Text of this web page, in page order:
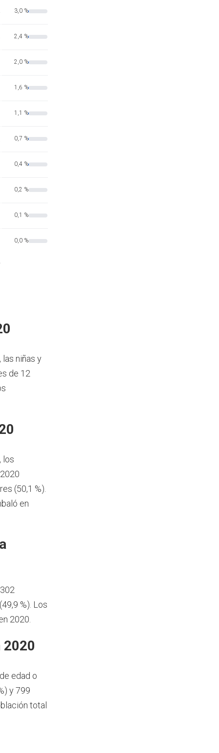
3,0 %
2,4 %
2,0 %
1,6 %
1,1 %
0,7 %
0,4 %
0,2 %
0,1 %
0,0 %
, las niñas y
de 12
, los
(50,1 %).
en
%). Los
2020.
edad o
y 799
total